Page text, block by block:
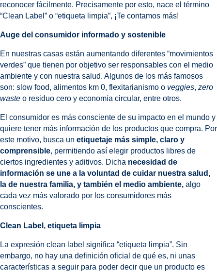
reconocer fácilmente. Precisamente por esto, nace el término
“Clean Label” o “etiqueta limpia”, ¡Te contamos más!
Auge del consumidor informado y sostenible
En nuestras casas están aumentando diferentes “movimientos
verdes” que tienen por objetivo ser responsables con el medio
ambiente y con nuestra salud. Algunos de los más famosos
son: slow food, alimentos km 0, flexitarianismo o veggies, zero
waste o residuo cero y economía circular, entre otros.
El consumidor es más consciente de su impacto en el mundo y
quiere tener más información de los productos que compra. Por
este motivo, busca un etiquetaje más simple, claro y
comprensible, permitiendo así elegir productos libres de
ciertos ingredientes y aditivos. Dicha necesidad de
información se une a la voluntad de cuidar nuestra salud,
la de nuestra familia, y también el medio ambiente, algo
cada vez más valorado por los consumidores más
conscientes.
Clean Label, etiqueta limpia
La expresión clean label significa “etiqueta limpia”. Sin
embargo, no hay una definición oficial de qué es, ni unas
características a seguir para poder decir que un producto es